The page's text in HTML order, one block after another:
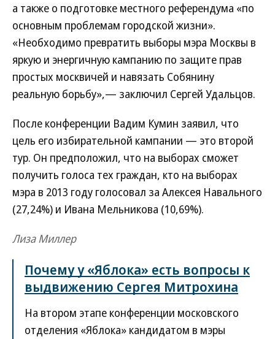
а также о подготовке местного референдума «по
основным проблемам городской жизни».
«Необходимо превратить выборы мэра Москвы в
яркую и энергичную кампанию по защите прав
простых москвичей и навязать Собянину
реальную борьбу»,— заключил Сергей Удальцов.
После конференции Вадим Кумин заявил, что
цель его избирательной кампании — это второй
тур. Он предположил, что на выборах сможет
получить голоса тех граждан, кто на выборах
мэра в 2013 году голосовал за Алексея Навального
(27,24%) и Ивана Мельникова (10,69%).
Лиза Миллер
Почему у «Яблока» есть вопросы к
выдвижению Сергея Митрохина
На втором этапе конференции московского
отделения «Яблока» кандидатом в мэры